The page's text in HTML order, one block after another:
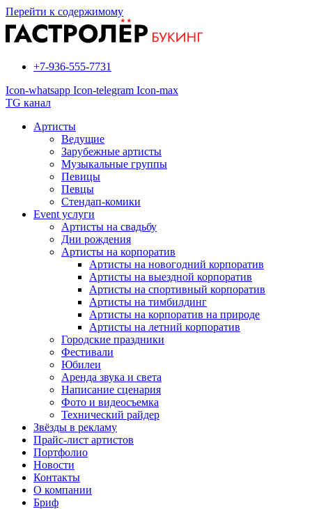
Перейти к содержимому
+7-936-555-7731
Icon-whatsapp Icon-telegram Icon-max
TG канал
Артисты
Ведущие
Зарубежные артисты
Музыкальные группы
Певицы
Певцы
Стендап-комики
Event услуги
Артисты на свадьбу
Дни рождения
Артисты на корпоратив
Артисты на новогодний корпоратив
Артисты на выездной корпоратив
Артисты на спортивный корпоратив
Артисты на тимбилдинг
Артисты на корпоратив на природе
Артисты на летний корпоратив
Городские праздники
Фестивали
Юбилеи
Аренда звука и света
Написание сценария
Фото и видеосъемка
Технический райдер
Звёзды в рекламу
Прайс-лист артистов
Портфолио
Новости
Контакты
О компании
Бриф